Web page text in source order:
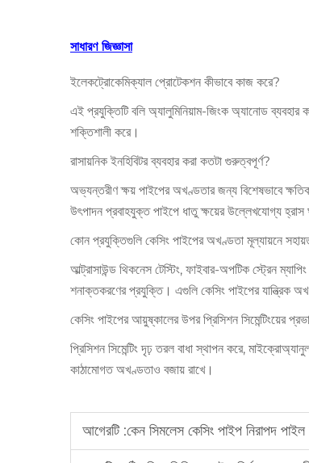
সাধারণ জিজ্ঞাসা
ইলেকট্রোকেমিক্যাল প্রোটেকশন কীভাবে কাজ করে?
এই প্রযুক্তিটি বলি অ্যালুমিনিয়াম-জিংক অ্যানোড ব্যবহার
শক্তিশালী করে।
রাসায়নিক ইনহিবিটর ব্যবহার করা কতটা গুরুত্বপূর্ণ?
অভ্যন্তরীণ ক্ষয় পাইপের অখণ্ডতার জন্য বিশেষভাবে
উৎপাদন প্রবাহযুক্ত পাইপে ধাতু ক্ষয়ের উল্লেখযোগ্য হ্রাস
কোন প্রযুক্তিগুলি কেসিং পাইপের অখণ্ডতা মূল্যায়নে
আল্ট্রাসাউন্ড থিকনেস টেস্টিং, ফাইবার-অপটিক স্ট্রেন
শনাক্তকরণের প্রযুক্তি। এগুলি কেসিং পাইপের যান্ত্রিক
কেসিং পাইপের আয়ুষ্কালের উপর প্রিসিশন সিমেন্টিংয়ের
প্রিসিশন সিমেন্টিং দৃঢ় তরল বাধা স্থাপন করে,
কাঠামোগত অখণ্ডতাও বজায় রাখে।
আগেরটি :কেন সিমলেস কেসিং পাইপ নিরাপদ পাইল